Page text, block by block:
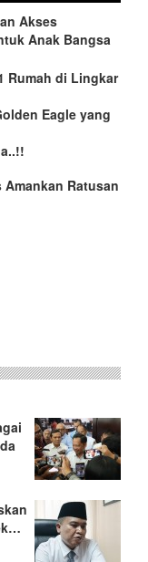
Akses
Anak Bangsa
Rumah di Lingkar
Eagle yang
Amankan Ratusan